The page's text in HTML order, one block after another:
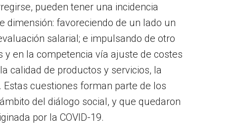
pueden tener una incidencia
dimensión: favoreciendo de un lado un
salarial; e impulsando de otro
en la competencia vía ajuste de costes
calidad de productos y servicios, la
cuestiones forman parte de los
del diálogo social, y que quedaron
por la COVID-19.